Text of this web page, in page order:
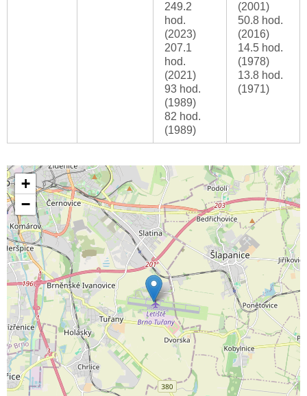
249.2
hod.
(2023)
207.1
hod.
(2021)
93 hod.
(1989)
82 hod.
(1989)
(2001)
50.8 hod.
(2016)
14.5 hod.
(1978)
13.8 hod.
(1971)
+
−